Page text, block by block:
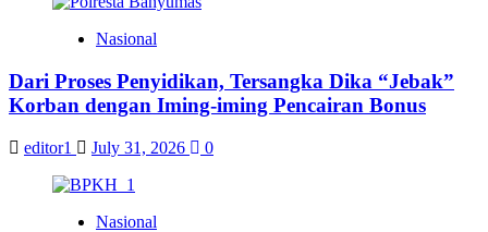
Nasional
Dari Proses Penyidikan, Tersangka Dika “Jebak”
Korban dengan Iming-iming Pencairan Bonus
editor1 July 31, 2026 0
Nasional